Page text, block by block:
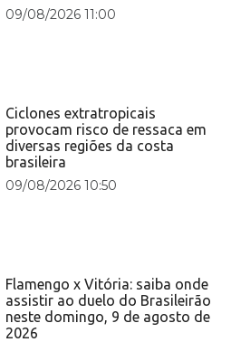
09/08/2026 11:00
Ciclones extratropicais
provocam risco de ressaca em
diversas regiões da costa
brasileira
09/08/2026 10:50
Flamengo x Vitória: saiba onde
assistir ao duelo do Brasileirão
neste domingo, 9 de agosto de
2026